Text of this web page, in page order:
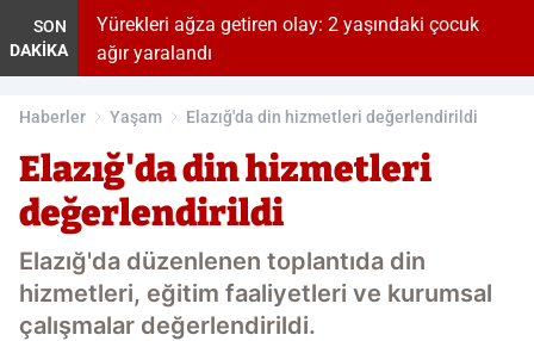
SON
DAKİKA
Yürekleri ağza getiren olay: 2 yaşındaki çocuk
ağır yaralandı
Haberler Yaşam Elazığ'da din hizmetleri değerlendirildi
Elazığ'da din hizmetleri
değerlendirildi
Elazığ'da düzenlenen toplantıda din
hizmetleri, eğitim faaliyetleri ve kurumsal
çalışmalar değerlendirildi.